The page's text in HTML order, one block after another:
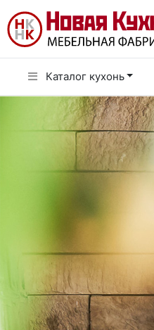
Каталог кухонь